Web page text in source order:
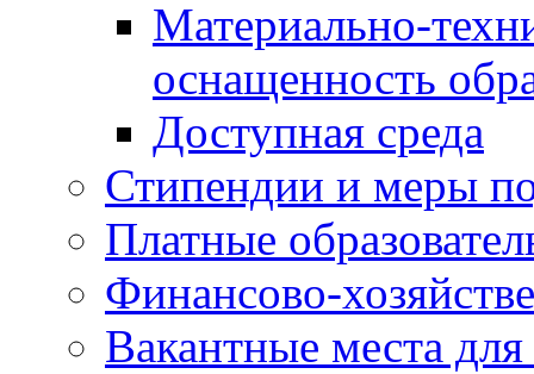
Материально-
оснащенность
Доступная среда
Стипендии и меры
Платные
Финансово-
Вакантные места